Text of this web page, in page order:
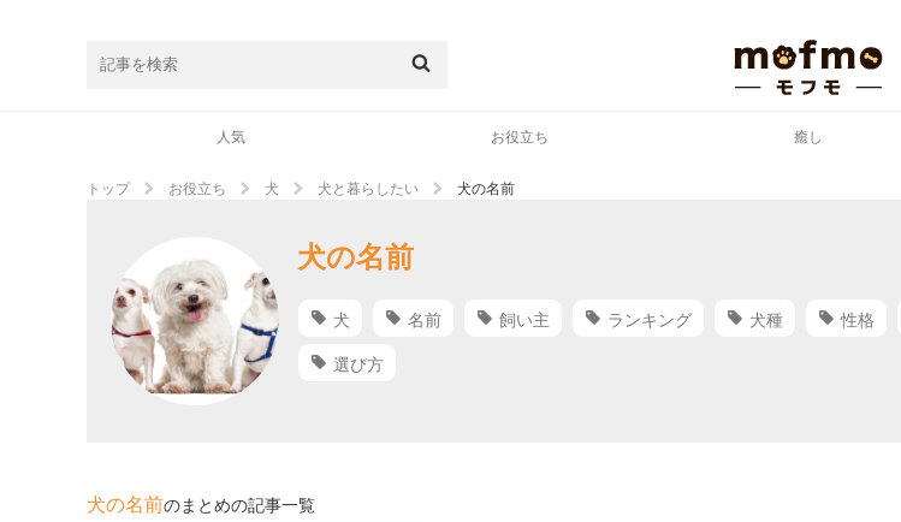
人気 お役立ち 癒し
トップ お役立ち 犬 犬と暮らしたい 犬の名前
犬の名前
犬 名前 飼い主 ランキング 犬種 性格
選び方
犬の名前のまとめの記事一覧